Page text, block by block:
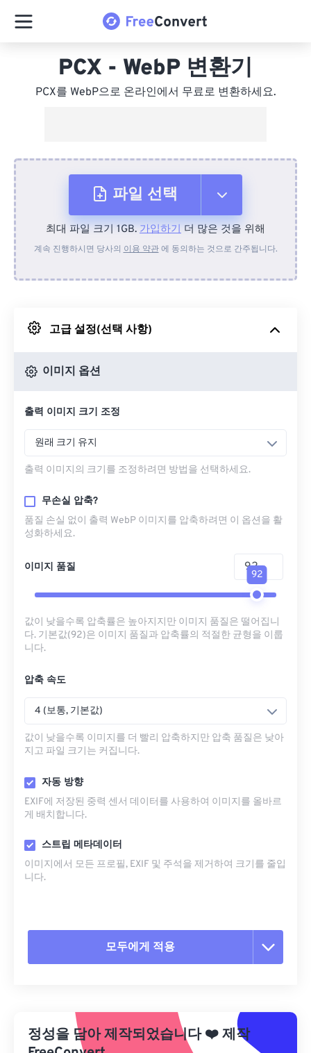
PCX - WebP 변환기
PCX를 WebP으로 온라인에서 무료로 변환하세요.
파일 선택
장치에서
Google 드라이브에서
최대 파일 크기 1GB. 가입하기 더 많은 것을 위해
계속 진행하시면 당사의 이용 약관에 동의하는 것으로 간주됩니다.
고급 설정(선택 사항)
이미지 옵션
출력 이미지 크기 조정
원래 크기 유지
출력 이미지의 크기를 조정하려면 방법을 선택하세요.
무손실 압축?
품질 손실 없이 출력 WebP 이미지를 압축하려면 이 옵션을 활
성화하세요.
이미지 품질
92
값이 낮을수록 압축률은 높아지지만 이미지 품질은 떨어집니
다. 기본값(92)은 이미지 품질과 압축률의 적절한 균형을 이룹
니다.
압축 속도
4 (보통, 기본값)
값이 낮을수록 이미지를 더 빨리 압축하지만 압축 품질은 낮아
지고 파일 크기는 커집니다.
자동 방향
EXIF에 저장된 중력 센서 데이터를 사용하여 이미지를 올바르
게 배치합니다.
스트립 메타데이터
이미지에서 모든 프로필, EXIF ​​및 주석을 제거하여 크기를 줄입
니다.
모두에게 적용
사전 설정에서 적용
사전 설정으로 저장
정성을 담아 제작되었습니다❤️제작